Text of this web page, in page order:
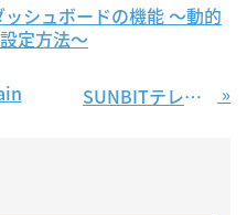
シュボードの機能 〜動的
定方法〜
SUNBITテレワーク満足度調査（その２）、定着化のポイントについて »